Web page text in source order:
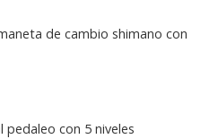
de cambio shimano con
pedaleo con 5 niveles